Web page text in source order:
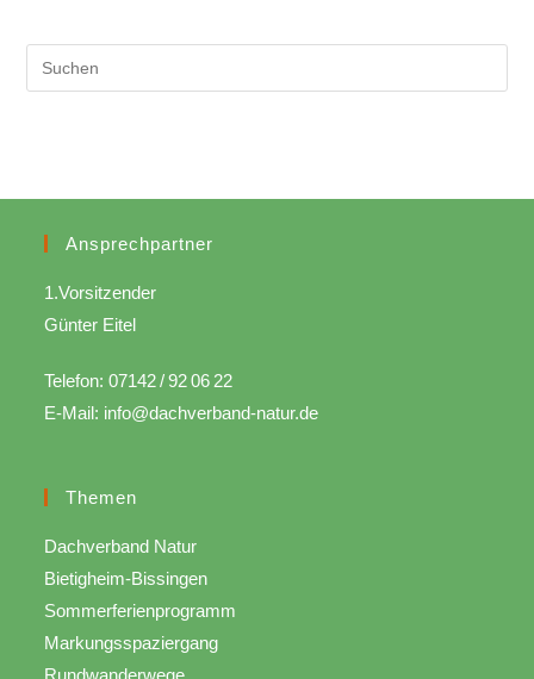
Ansprechpartner
1.Vorsitzender
Günter Eitel
Telefon: 07142 / 92 06 22
E-Mail: info@dachverband-natur.de
Themen
Dachverband Natur
Bietigheim-Bissingen
Sommerferienprogramm
Markungsspaziergang
Rundwanderwege